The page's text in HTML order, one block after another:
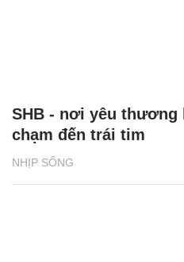
NHỊP SỐNG
SHB - nơi yêu thương
chạm đến trái tim